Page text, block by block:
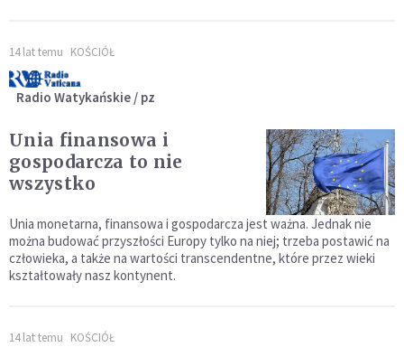
14 lat temu KOŚCIÓŁ
Radio Watykańskie / pz
Unia finansowa i
gospodarcza to nie
wszystko
Unia monetarna, finansowa i gospodarcza jest ważna. Jednak nie
można budować przyszłości Europy tylko na niej; trzeba postawić na
człowieka, a także na wartości transcendentne, które przez wieki
kształtowały nasz kontynent.
14 lat temu KOŚCIÓŁ